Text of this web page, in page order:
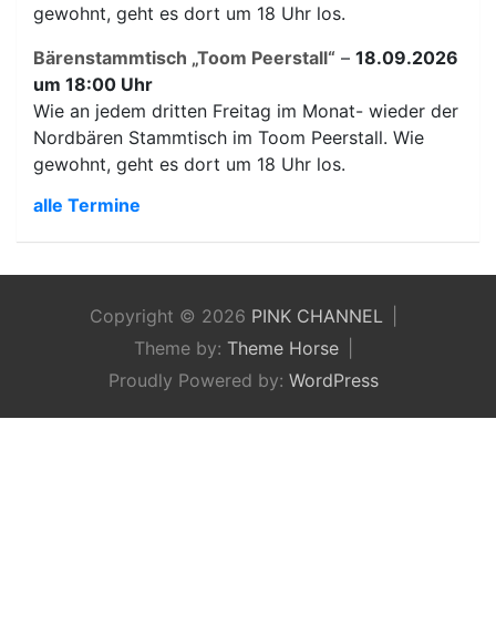
gewohnt, geht es dort um 18 Uhr los.
Bärenstammtisch „Toom Peerstall“ – 18.09.2026
um 18:00 Uhr
Wie an jedem dritten Freitag im Monat- wieder der
Nordbären Stammtisch im Toom Peerstall. Wie
gewohnt, geht es dort um 18 Uhr los.
alle Termine
Copyright © 2026 PINK CHANNEL
Theme by: Theme Horse
Proudly Powered by: WordPress